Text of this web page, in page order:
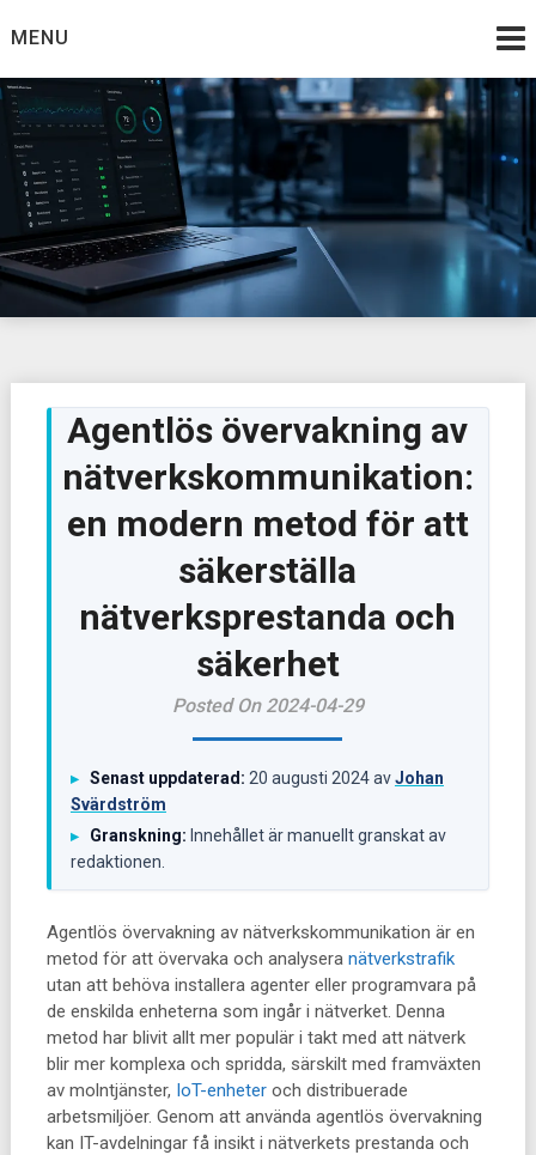
toMENU
Agentlös övervakning av
nätverkskommunikation:
en modern metod för att
säkerställa
nätverksprestanda och
säkerhet
Posted On 2024-04-29
▸ Senast uppdaterad: 20 augusti 2024avJohan
Svärdström
▸ Granskning: Innehållet är manuellt granskat av
redaktionen.
Agentlös övervakning av nätverkskommunikation är en
metod för att övervaka och analysera nätverkstrafik
utan att behöva installera agenter eller programvara på
de enskilda enheterna som ingår i nätverket. Denna
metod har blivit allt mer populär i takt med att nätverk
blir mer komplexa och spridda, särskilt med framväxten
av molntjänster, IoT-enheteroch distribuerade
arbetsmiljöer. Genom att använda agentlös övervakning
kan IT-avdelningar få insikt i nätverkets prestanda och